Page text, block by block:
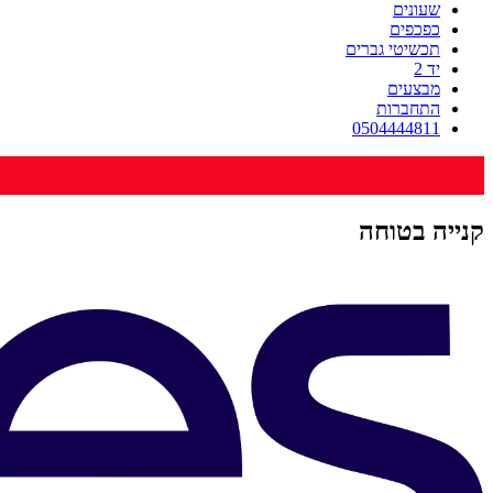
שעונים
כפכפים
תכשיטי גברים
יד 2
מבצעים
התחברות
0504444811
קנייה בטוחה